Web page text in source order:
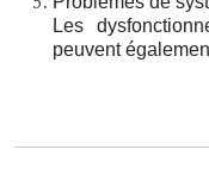
Les
peuvent